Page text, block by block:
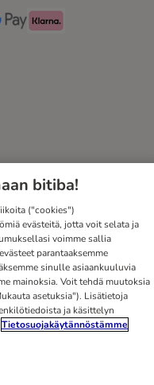
Method
Pay Payment Method
Klarna Payment Method
DSA
-aika
Maksutavat
Kanta-asiakasedut
bitiba!
("cookies")
evästeitä, jotta voit selata ja
voimme sallia
parantaaksemme
sinulle asiaankuuluvia
mainoksia. Voit tehdä muutoksia
asetuksia"). Lisätietoja
ja käsittelyn
Tietosuojakäytännöstämme